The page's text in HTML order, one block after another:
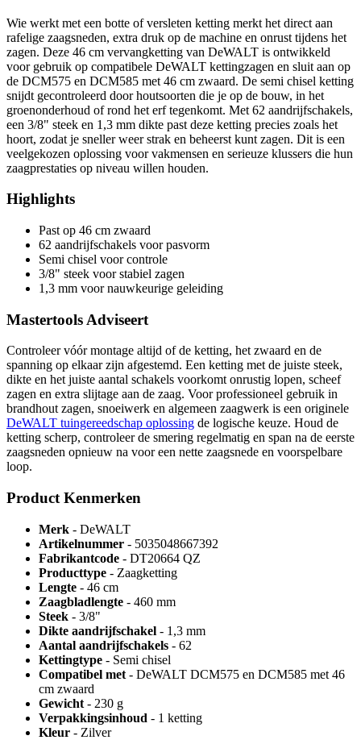
Wie werkt met een botte of versleten ketting merkt het direct aan
rafelige zaagsneden, extra druk op de machine en onrust tijdens het
zagen. Deze 46 cm vervangketting van DeWALT is ontwikkeld
voor gebruik op compatibele DeWALT kettingzagen en sluit aan op
de DCM575 en DCM585 met 46 cm zwaard. De semi chisel ketting
snijdt gecontroleerd door houtsoorten die je op de bouw, in het
groenonderhoud of rond het erf tegenkomt. Met 62 aandrijfschakels,
een 3/8" steek en 1,3 mm dikte past deze ketting precies zoals het
hoort, zodat je sneller weer strak en beheerst kunt zagen. Dit is een
veelgekozen oplossing voor vakmensen en serieuze klussers die hun
zaagprestaties op niveau willen houden.
Highlights
Past op 46 cm zwaard
62 aandrijfschakels voor pasvorm
Semi chisel voor controle
3/8" steek voor stabiel zagen
1,3 mm voor nauwkeurige geleiding
Mastertools Adviseert
Controleer vóór montage altijd of de ketting, het zwaard en de
spanning op elkaar zijn afgestemd. Een ketting met de juiste steek,
dikte en het juiste aantal schakels voorkomt onrustig lopen, scheef
zagen en extra slijtage aan de zaag. Voor professioneel gebruik in
brandhout zagen, snoeiwerk en algemeen zaagwerk is een originele
DeWALT tuingereedschap oplossing de logische keuze. Houd de
ketting scherp, controleer de smering regelmatig en span na de eerste
zaagsneden opnieuw na voor een nette zaagsnede en voorspelbare
loop.
Product Kenmerken
Merk - DeWALT
Artikelnummer - 5035048667392
Fabrikantcode - DT20664 QZ
Producttype - Zaagketting
Lengte - 46 cm
Zaagbladlengte - 460 mm
Steek - 3/8"
Dikte aandrijfschakel - 1,3 mm
Aantal aandrijfschakels - 62
Kettingtype - Semi chisel
Compatibel met - DeWALT DCM575 en DCM585 met 46
cm zwaard
Gewicht - 230 g
Verpakkingsinhoud - 1 ketting
Kleur - Zilver